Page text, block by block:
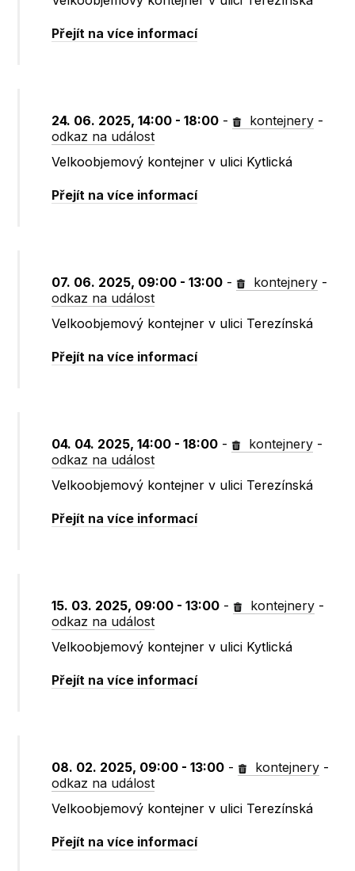
Přejít na více informací
24. 06. 2025, 14:00 - 18:00 - kontejnery -
odkaz na událost
Velkoobjemový kontejner v ulici Kytlická
Přejít na více informací
07. 06. 2025, 09:00 - 13:00 - kontejnery -
odkaz na událost
Velkoobjemový kontejner v ulici Terezínská
Přejít na více informací
04. 04. 2025, 14:00 - 18:00 - kontejnery -
odkaz na událost
Velkoobjemový kontejner v ulici Terezínská
Přejít na více informací
15. 03. 2025, 09:00 - 13:00 - kontejnery -
odkaz na událost
Velkoobjemový kontejner v ulici Kytlická
Přejít na více informací
08. 02. 2025, 09:00 - 13:00 - kontejnery -
odkaz na událost
Velkoobjemový kontejner v ulici Terezínská
Přejít na více informací